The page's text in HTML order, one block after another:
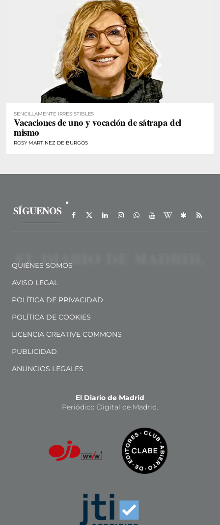
SENCILLAMENTE IRRESISTIBLES
Vacaciones de uno y vocación de sátrapa del
mismo
ROSY MARTINEZ DE BURGOS
SÍGUENOS
QUIÉNES SOMOS
AVISO LEGAL
POLÍTICA DE PRIVACIDAD
POLÍTICA DE COOKIES
LICENCIA CREATIVE COMMONS
PUBLICIDAD
ANUNCIOS LEGALES
El Diario de Madrid
Periódico Digital de Madrid.